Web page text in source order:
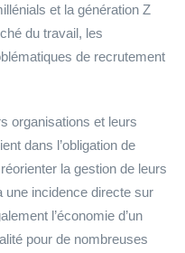
et la génération Z
du travail, les
de recrutement
organisations et leurs
dans l’obligation de
la gestion de leurs
une incidence directe sur
l’économie d’un
pour de nombreuses